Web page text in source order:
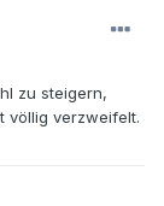
zu steigern,
völlig verzweifelt.